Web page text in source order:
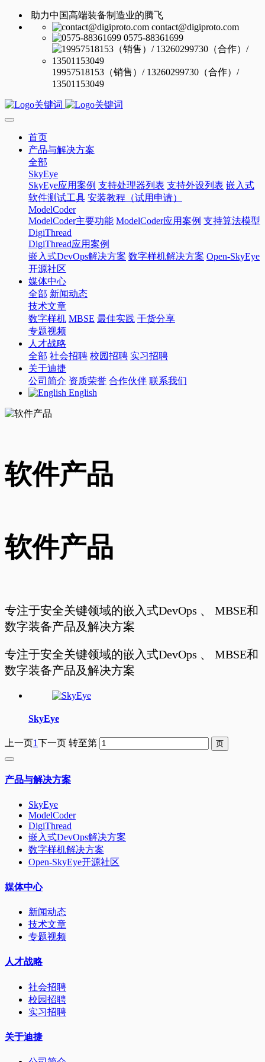
助力中国高端装备制造业的腾飞
contact@digiproto.com
0575-88361699
19957518153（销售）/ 13260299730（合作）/
13501153049
首页
产品与解决方案
全部
SkyEye
SkyEye应用案例 支持处理器列表 支持外设列表 嵌入式
软件测试工具 安装教程（试用申请）
ModelCoder
ModelCoder主要功能 ModelCoder应用案例 支持算法模型
DigiThread
DigiThread应用案例
嵌入式DevOps解决方案 数字样机解决方案 Open-SkyEye
开源社区
媒体中心
全部 新闻动态
技术文章
数字样机 MBSE 最佳实践 干货分享
专题视频
人才战略
全部 社会招聘 校园招聘 实习招聘
关于迪捷
公司简介 资质荣誉 合作伙伴 联系我们
English
软件产品
软件产品
专注于安全关键领域的嵌入式DevOps 、 MBSE和
数字装备产品及解决方案
专注于安全关键领域的嵌入式DevOps 、 MBSE和
数字装备产品及解决方案
SkyEye
上一页1下一页 转至第
产品与解决方案
SkyEye
ModelCoder
DigiThread
嵌入式DevOps解决方案
数字样机解决方案
Open-SkyEye开源社区
媒体中心
新闻动态
技术文章
专题视频
人才战略
社会招聘
校园招聘
实习招聘
关于迪捷